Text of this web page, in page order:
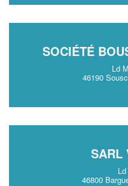
SOCIÉTÉ
Ld
46190
SARL
46800